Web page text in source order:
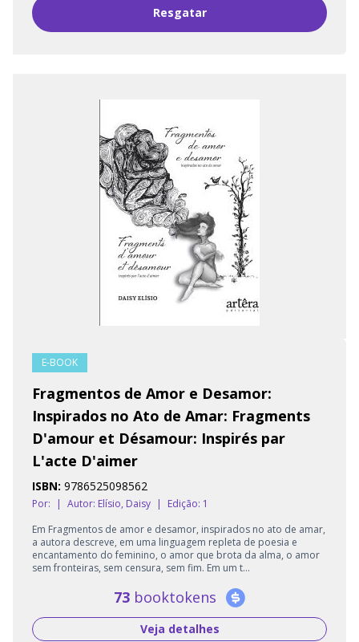
Resgatar
E-BOOK
Fragmentos de Amor e Desamor:
Inspirados no Ato de Amar: Fragments
D'amour et Désamour: Inspirés par
L'acte D'aimer
ISBN: 9786525098562
Por: | Autor: Elísio, Daisy |
Edição: 1
Em Fragmentos de amor e desamor, inspirados no ato de amar,
a autora descreve, em uma linguagem repleta de poesia e
encantamento do feminino, o amor que brota da alma, o amor
sem fronteiras, sem censura, sem fim. Em um t...
73 booktokens
Veja detalhes